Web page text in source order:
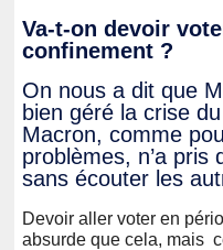
Va-t-on devoir
confinement ?
On nous a dit que
bien géré la crise
Macron, comme
problèmes, n’a pris
sans écouter les
Devoir aller voter en
absurde que cela, mais